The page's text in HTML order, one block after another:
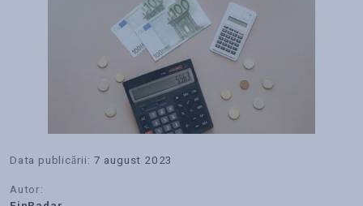
Data publicării: 7 august 2023
Autor: